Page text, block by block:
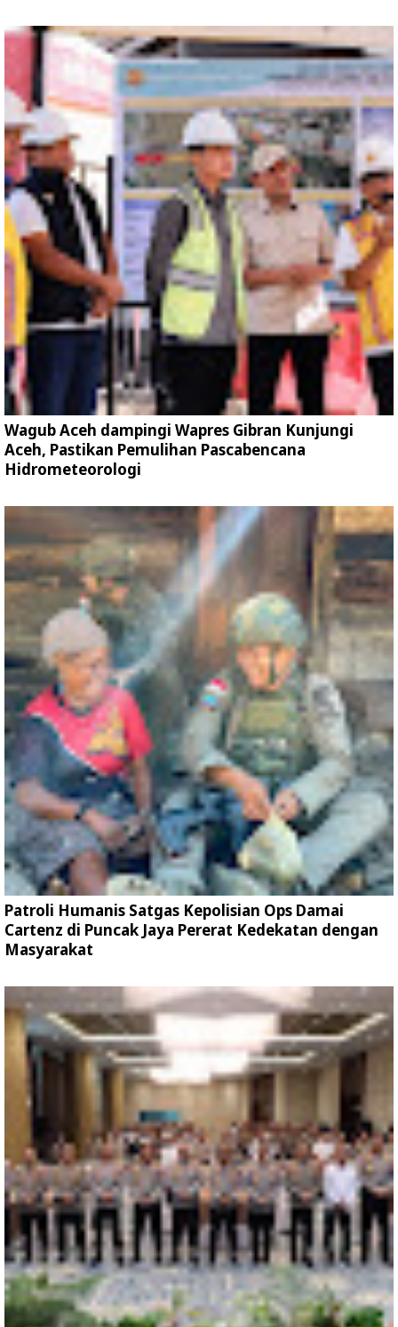
Wagub Aceh dampingi Wapres Gibran Kunjungi
Aceh, Pastikan Pemulihan Pascabencana
Hidrometeorologi
Patroli Humanis Satgas Kepolisian Ops Damai
Cartenz di Puncak Jaya Pererat Kedekatan dengan
Masyarakat